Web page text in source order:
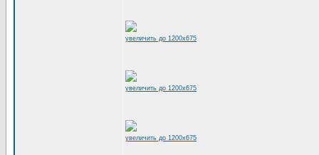
увеличить до 1200x675
увеличить до 1200x675
увеличить до 1200x675